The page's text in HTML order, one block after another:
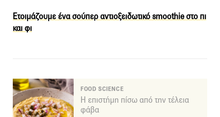
Ετοιμάζουμε ένα σούπερ αντιοξειδωτικό smoothie στο πι
και φι
FOOD SCIENCE
Η επιστήμη πίσω από την τέλεια
φάβα